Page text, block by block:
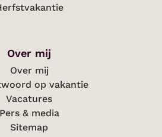
Over mij
Over mij
op vakantie
Vacatures
Pers & media
Sitemap